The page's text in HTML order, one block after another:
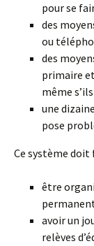
pour se
des
ou
des
primaire
même
une
pose
Ce système
être
avoir un
relèves